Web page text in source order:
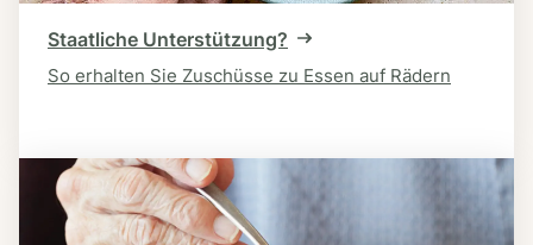
Staatliche Unterstützung?
So erhalten Sie Zuschüsse zu Essen auf Rädern